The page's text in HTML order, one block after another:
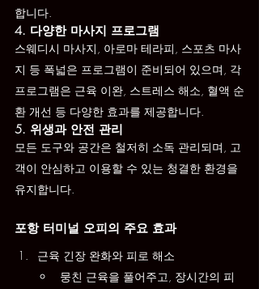
합니다.
4. 다양한 마사지 프로그램
스웨디시 마사지, 아로마 테라피, 스포츠 마사
지 등 폭넓은 프로그램이 준비되어 있으며, 각
프로그램은 근육 이완, 스트레스 해소, 혈액 순
환 개선 등 다양한 효과를 제공합니다.
5. 위생과 안전 관리
모든 도구와 공간은 철저히 소독 관리되며, 고
객이 안심하고 이용할 수 있는 청결한 환경을
유지합니다.
포항 터미널 오피의 주요 효과
근육 긴장 완화와 피로 해소
뭉친 근육을 풀어주고, 장시간의 피